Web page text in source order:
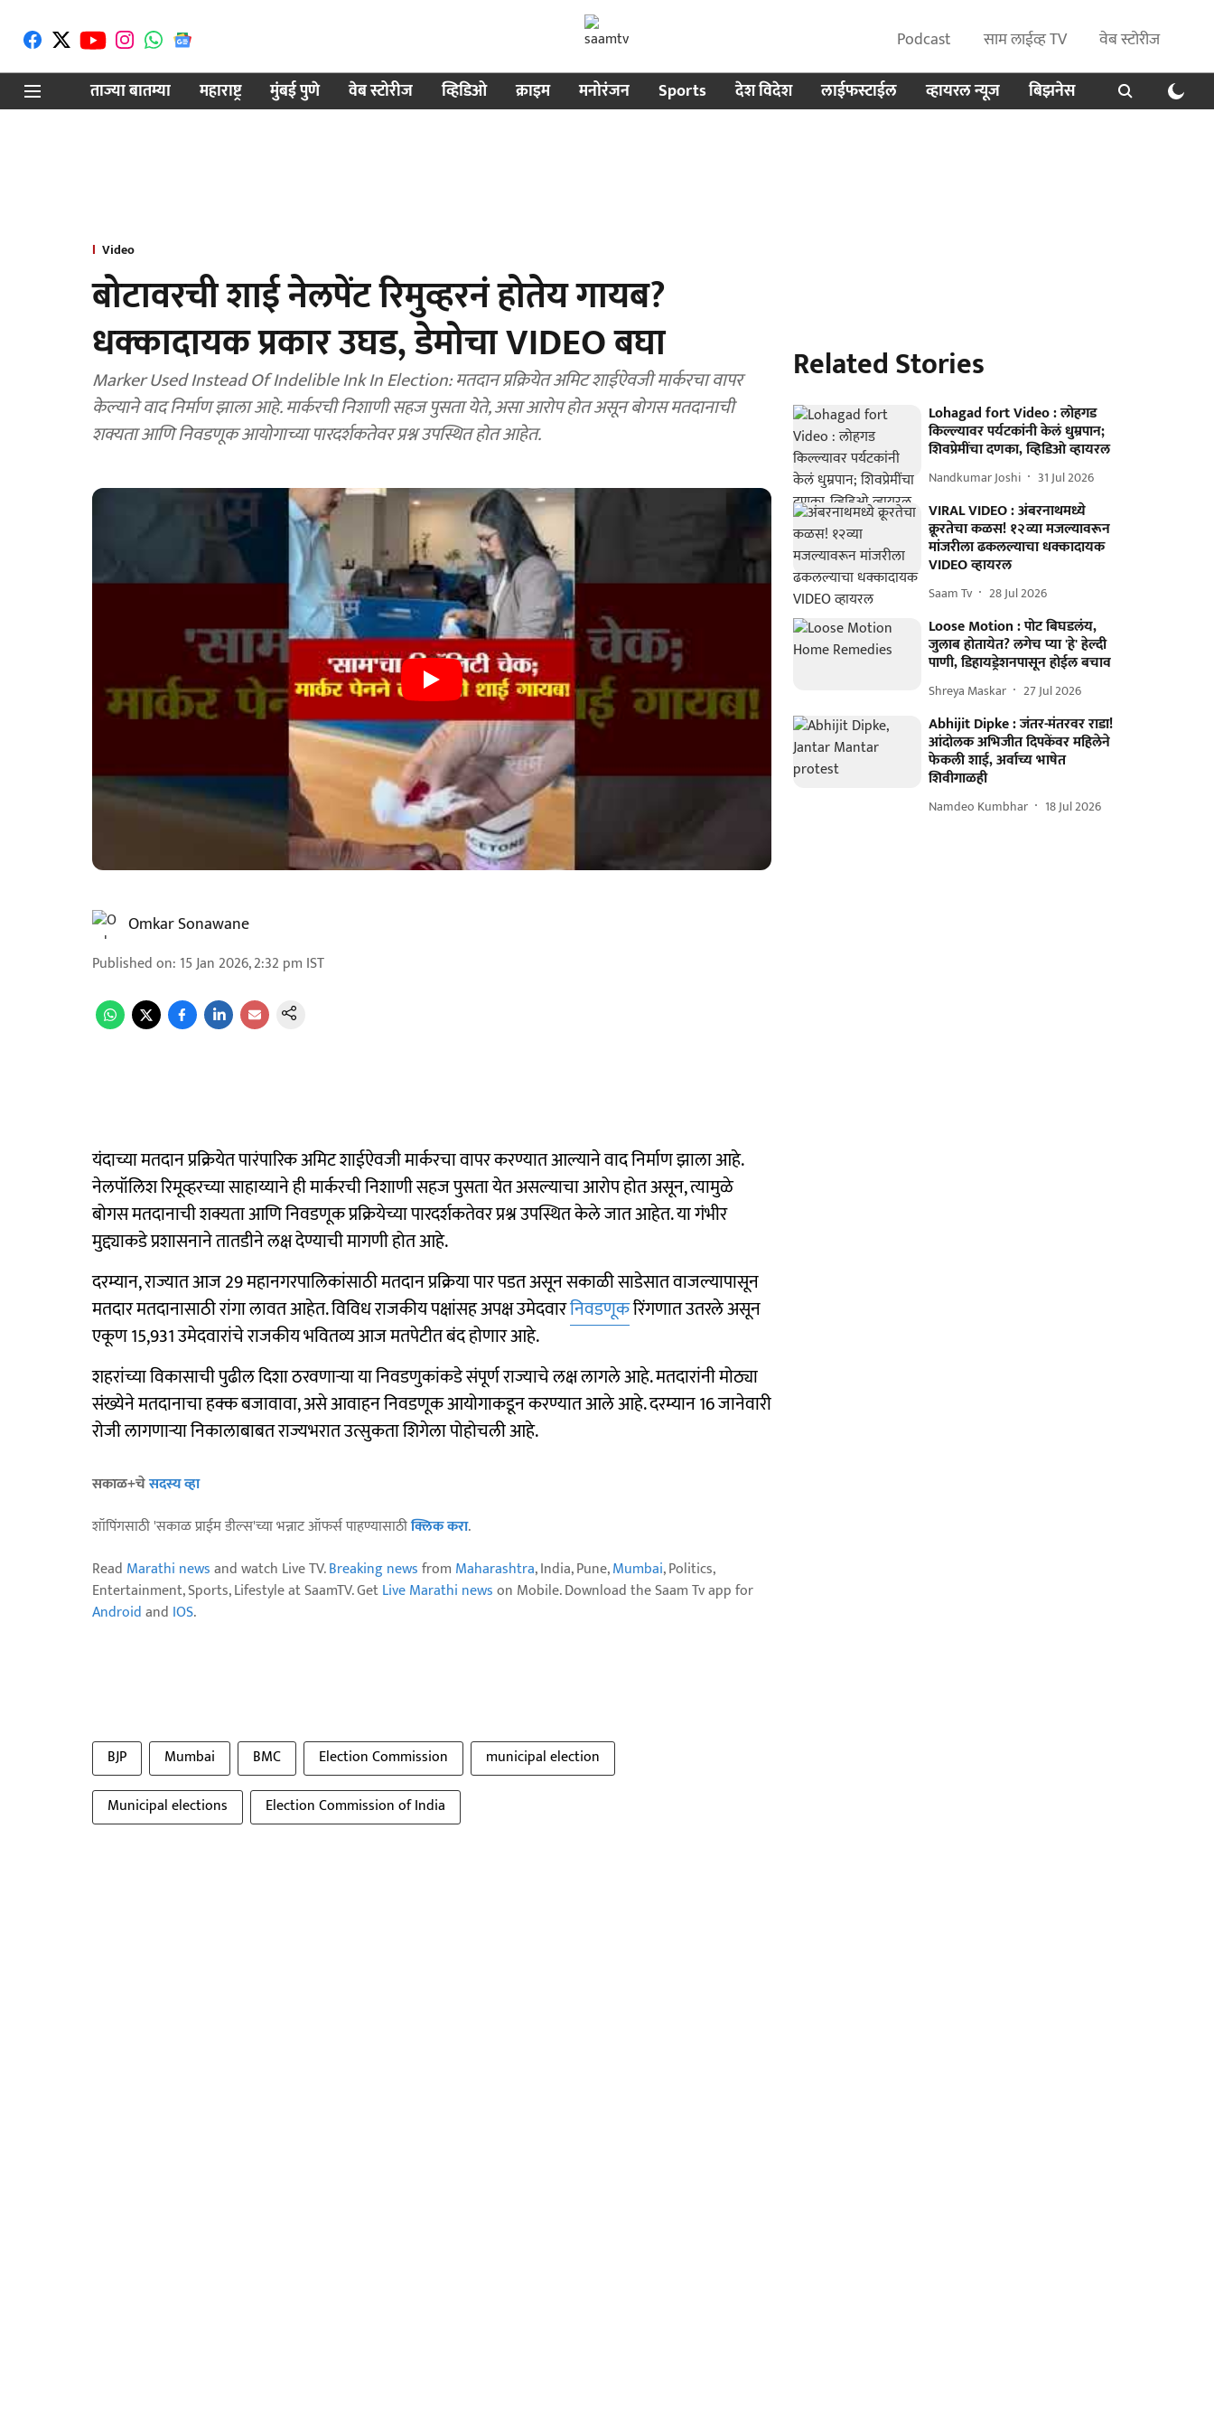
Podcast साम लाईव्ह TV
वेब स्टोरीज
ताज्या बातम्या
महाराष्ट्र मुंबई पुणे वेब स्टोरीज व्हिडिओ क्राइम मनोरंजन Sports देश विदेश लाईफस्टाईल व्हायरल न्यूज बिझनेस
Video
बोटावरची शाई नेलपेंट रिमुव्हरनं होतेय गायब?
धक्कादायक प्रकार उघड, डेमोचा VIDEO बघा
Marker Used Instead Of Indelible Ink In Election: मतदान प्रक्रियेत अमिट शाईऐवजी मार्करचा वापर
केल्याने वाद निर्माण झाला आहे. मार्करची निशाणी सहज पुसता येते, असा आरोप होत असून बोगस मतदानाची
शक्यता आणि निवडणूक आयोगाच्या पारदर्शकतेवर प्रश्न उपस्थित होत आहेत.
Omkar Sonawane
Published on: 15 Jan 2026, 2:32 pm IST
यंदाच्या मतदान प्रक्रियेत पारंपारिक अमिट शाईऐवजी मार्करचा वापर करण्यात आल्याने वाद निर्माण झाला आहे.
नेलपॉलिश रिमूव्हरच्या साहाय्याने ही मार्करची निशाणी सहज पुसता येत असल्याचा आरोप होत असून, त्यामुळे
बोगस मतदानाची शक्यता आणि निवडणूक प्रक्रियेच्या पारदर्शकतेवर प्रश्न उपस्थित केले जात आहेत. या गंभीर
मुद्द्याकडे प्रशासनाने तातडीने लक्ष देण्याची मागणी होत आहे.
दरम्यान, राज्यात आज 29 महानगरपालिकांसाठी मतदान प्रक्रिया पार पडत असून सकाळी साडेसात वाजल्यापासून
मतदार मतदानासाठी रांगा लावत आहेत. विविध राजकीय पक्षांसह अपक्ष उमेदवारनिवडणूकरिंगणात उतरले असून
एकूण 15,931 उमेदवारांचे राजकीय भवितव्य आज मतपेटीत बंद होणार आहे.
शहरांच्या विकासाची पुढील दिशा ठरवणाऱ्या या निवडणुकांकडे संपूर्ण राज्याचे लक्ष लागले आहे. मतदारांनी मोठ्या
संख्येने मतदानाचा हक्क बजावावा, असे आवाहन निवडणूक आयोगाकडून करण्यात आले आहे. दरम्यान 16 जानेवारी
रोजी लागणाऱ्या निकालाबाबत राज्यभरात उत्सुकता शिगेला पोहोचली आहे.
सकाळ+चेसदस्य व्हा
शॉपिंगसाठी 'सकाळ प्राईम डील्स'च्या भन्नाट ऑफर्स पाहण्यासाठीक्लिक करा.
Read Marathi newsand watch Live TV.Breaking newsfrom Maharashtra, India, Pune,Mumbai, Politics,
Entertainment, Sports, Lifestyle at SaamTV. GetLive Marathi newson Mobile. Download the Saam Tv app for
Androidand IOS.
BJP Mumbai BMC Election Commission
municipal election
Municipal elections
Election Commission of India
Related Stories
Lohagad fort Video : लोहगड
किल्ल्यावर पर्यटकांनी केलं धुम्रपान;
शिवप्रेमींचा दणका, व्हिडिओ व्हायरल
Nandkumar Joshi 31 Jul 2026
VIRAL VIDEO : अंबरनाथमध्ये
क्रूरतेचा कळस! १२व्या मजल्यावरून
मांजरीला ढकलल्याचा धक्कादायक
VIDEO व्हायरल
Saam Tv 28 Jul 2026
Loose Motion : पोट बिघडलंय,
जुलाब होतायेत? लगेच प्या 'हे' हेल्दी
पाणी, डिहायड्रेशनपासून होईल बचाव
Shreya Maskar 27 Jul 2026
Abhijit Dipke : जंतर-मंतरवर राडा!
आंदोलक अभिजीत दिपकेंवर महिलेने
फेकली शाई, अर्वाच्य भाषेत
शिवीगाळही
Namdeo Kumbhar 18 Jul 2026